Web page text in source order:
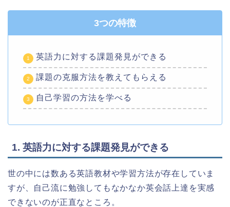
3つの特徴
英語力に対する課題発見ができる
課題の克服方法を教えてもらえる
自己学習の方法を学べる
1. 英語力に対する課題発見ができる
世の中には数ある英語教材や学習方法が存在していま
すが、自己流に勉強してもなかなか英会話上達を実感
できないのが正直なところ。